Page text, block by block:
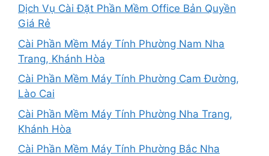
Dịch Vụ Cài Đặt Phần Mềm Office Bản Quyền
Giá Rẻ
Cài Phần Mềm Máy Tính Phường Nam Nha
Trang, Khánh Hòa
Cài Phần Mềm Máy Tính Phường Cam Đường,
Lào Cai
Cài Phần Mềm Máy Tính Phường Nha Trang,
Khánh Hòa
Cài Phần Mềm Máy Tính Phường Bắc Nha